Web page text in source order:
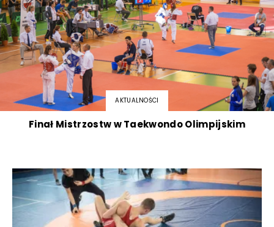
AKTUALNOŚCI
Finał Mistrzostw w Taekwondo Olimpijskim